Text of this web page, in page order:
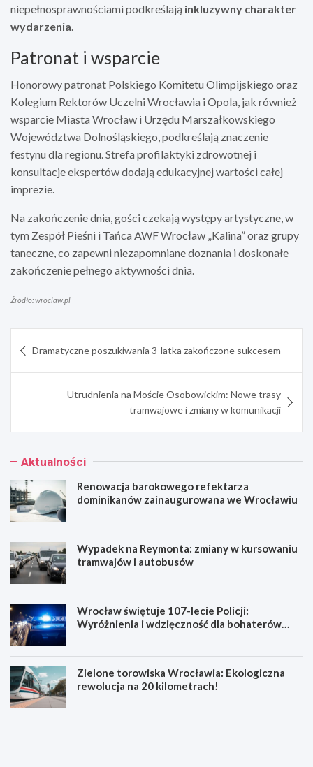
niepełnosprawnościami podkreślają inkluzywny charakter
wydarzenia.
Patronat i wsparcie
Honorowy patronat Polskiego Komitetu Olimpijskiego oraz
Kolegium Rektorów Uczelni Wrocławia i Opola, jak również
wsparcie Miasta Wrocław i Urzędu Marszałkowskiego
Województwa Dolnośląskiego, podkreślają znaczenie
festynu dla regionu. Strefa profilaktyki zdrowotnej i
konsultacje ekspertów dodają edukacyjnej wartości całej
imprezie.
Na zakończenie dnia, gości czekają występy artystyczne, w
tym Zespół Pieśni i Tańca AWF Wrocław „Kalina” oraz grupy
taneczne, co zapewni niezapomniane doznania i doskonałe
zakończenie pełnego aktywności dnia.
Źródło: wroclaw.pl
wpisu
Dramatyczne poszukiwania 3-latka zakończone sukcesem
Utrudnienia na Moście Osobowickim: Nowe trasy
tramwajowe i zmiany w komunikacji
Aktualności
Renowacja barokowego refektarza
dominikanów zainaugurowana we Wrocławiu
Wypadek na Reymonta: zmiany w kursowaniu
tramwajów i autobusów
Wrocław świętuje 107-lecie Policji:
Wyróżnienia i wdzięczność dla bohaterów
Zielone torowiska Wrocławia: Ekologiczna
rewolucja na 20 kilometrach!
R
W